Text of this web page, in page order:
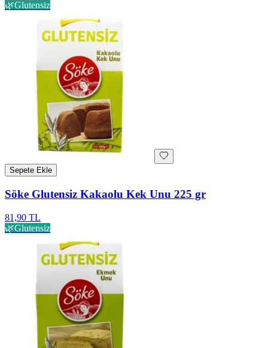
🌿Glutensiz
Sepete Ekle
Söke Glutensiz Kakaolu Kek Unu 225 gr
81,90 TL
🌿Glutensiz